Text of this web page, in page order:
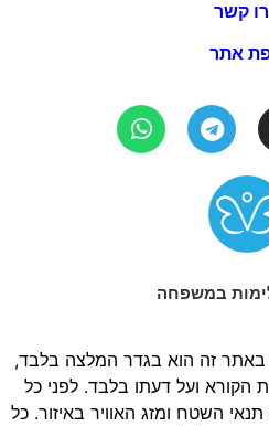
קשר
אתר
במשפחה
באתר זה הוא בגדר המלצה בלבד,
הקורא ועל דעתו בלבד. לפני כל
השטח ומזג האוויר באיזור. כל